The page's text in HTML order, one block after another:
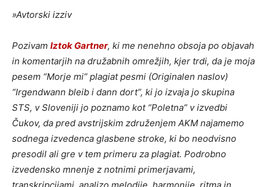
»Avtorski izziv
Pozivam Iztok Gartner, ki me nenehno obsoja po objavah
in komentarjih na družabnih omrežjih, kjer trdi, da je moja
pesem “Morje mi” plagiat pesmi (Originalen naslov)
“Irgendwann bleib i dann dort”, ki jo izvaja jo skupina
STS, v Sloveniji jo poznamo kot “Poletna” v izvedbi
Čukov, da pred avstrijskim združenjem AKM najamemo
sodnega izvedenca glasbene stroke, ki bo neodvisno
presodil ali gre v tem primeru za plagiat. Podrobno
izvedensko mnenje z notnimi primerjavami,
transkripcijami, analizo melodije, harmonije, ritma in